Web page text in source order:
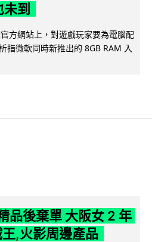
到
方網站上，對遊戲玩家要為電腦配
指微軟同時新推出的 8GB RAM 入
品後棄單 大阪女 2 年
,火影周邊產品